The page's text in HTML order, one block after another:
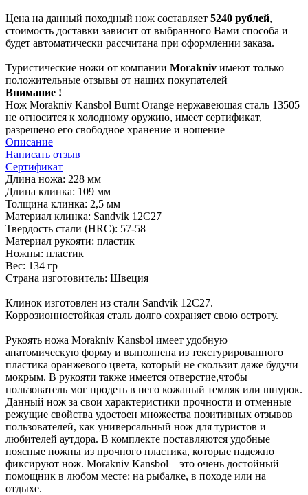
Цена на данный походный нож составляет 5240 рублей,
стоимость доставки зависит от выбранного Вами способа и
будет автоматически рассчитана при оформлении заказа.
Туристические ножи от компании Morakniv имеют только
положительные отзывы от наших покупателей
Внимание !
Нож Morakniv Kansbol Burnt Orange нержавеющая сталь 13505
не относится к холодному оружию, имеет сертификат,
разрешено его свободное хранение и ношение
Описание
Написать отзыв
Сертификат
Длина ножа: 228 мм
Длина клинка: 109 мм
Толщина клинка: 2,5 мм
Материал клинка: Sandvik 12C27
Твердость стали (HRC): 57-58
Материал рукояти: пластик
Ножны: пластик
Вес: 134 гр
Страна изготовитель: Швеция
Клинок изготовлен из стали Sandvik 12C27.
Коррозионностойкая сталь долго сохраняет свою остроту.
Рукоять ножа Morakniv Kansbol имеет удобную
анатомическую форму и выполнена из текстурированного
пластика оранжевого цвета, который не скользит даже будучи
мокрым. В рукояти также имеется отверстие,чтобы
пользователь мог продеть в него кожаный темляк или шнурок.
Данный нож за свои характеристики прочности и отменные
режущие свойства удостоен множества позитивных отзывов
пользователей, как универсальный нож для туристов и
любителей аутдора. В комплекте поставляются удобные
поясные ножны из прочного пластика, которые надежно
фиксируют нож. Morakniv Kansbol – это очень достойный
помощник в любом месте: на рыбалке, в походе или на
отдыхе.